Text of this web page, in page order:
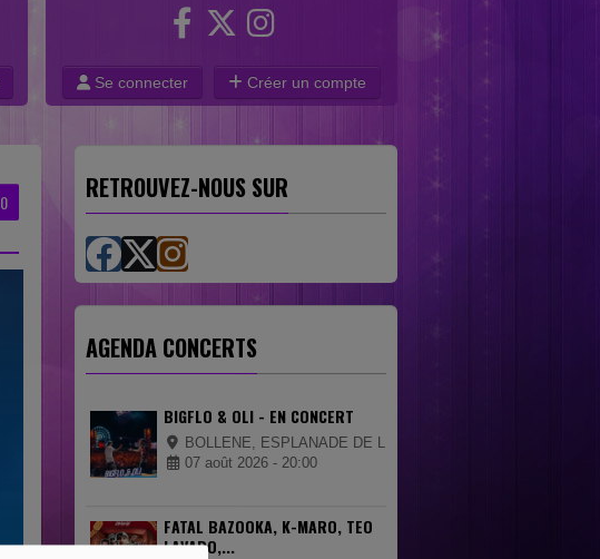
Se connecter Créer un compte
0 RETROUVEZ-NOUS SUR
AGENDA CONCERTS
BIGFLO & OLI - EN CONCERT
BOLLENE, ESPLANADE DE LA CIGALIERE
07 août 2026 - 20:00
FATAL BAZOOKA, K-MARO, TEO
LAVABO,...